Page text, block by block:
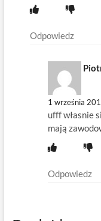
Odpowiedz
1 września
ufff własnie
mają
Odpowiedz